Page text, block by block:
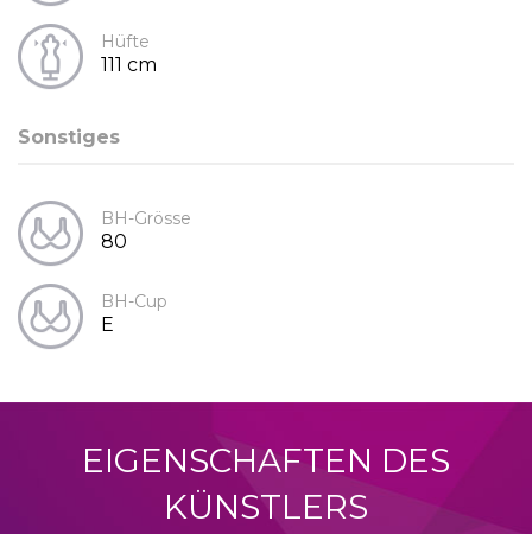
Hüfte
111 cm
Sonstiges
BH-Grösse
80
BH-Cup
E
EIGENSCHAFTEN DES
KÜNSTLERS